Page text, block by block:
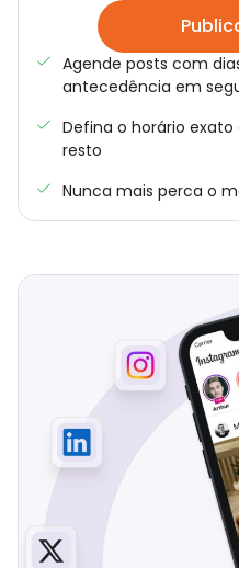
Agende posts com
antecedência em
Defina o horário
resto
Nunca mais perca o